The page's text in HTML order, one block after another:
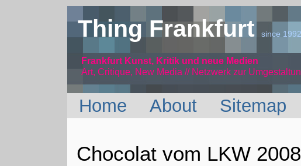
Thing Frankfurtsince 1992
Frankfurt Kunst, Kritik und neue Medien
Art, Critique, New Media // Netzwerk zur
Home About Sitemap
Chocolat vom LKW